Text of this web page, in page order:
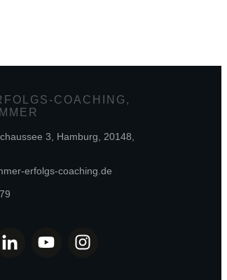
COACHING,
3, Hamburg, 20148,
erfolgs-coaching.de